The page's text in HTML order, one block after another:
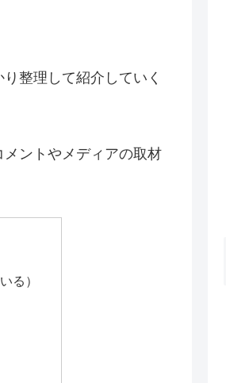
整理して紹介していく
ントやメディアの取材
る）